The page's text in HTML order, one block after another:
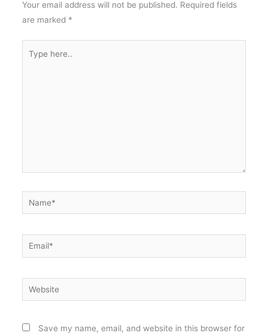
Your email address will not be published. Required fields
are marked *
here..
Name*
Email*
Website
Save my name, email, and website in this browser for